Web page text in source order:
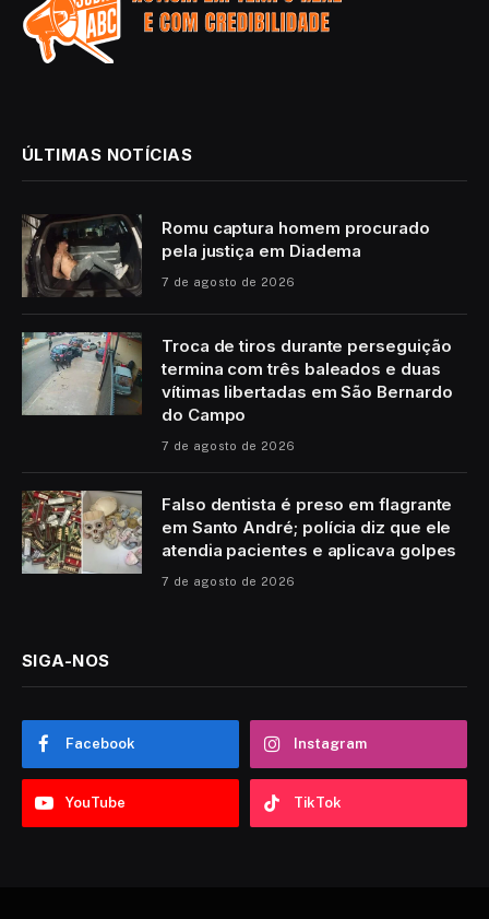
ÚLTIMAS NOTÍCIAS
Romu captura homem procurado
pela justiça em Diadema
7 de agosto de 2026
Troca de tiros durante perseguição
termina com três baleados e duas
vítimas libertadas em São Bernardo
do Campo
7 de agosto de 2026
Falso dentista é preso em flagrante
em Santo André; polícia diz que ele
atendia pacientes e aplicava golpes
7 de agosto de 2026
SIGA-NOS
Facebook Instagram
YouTube TikTok